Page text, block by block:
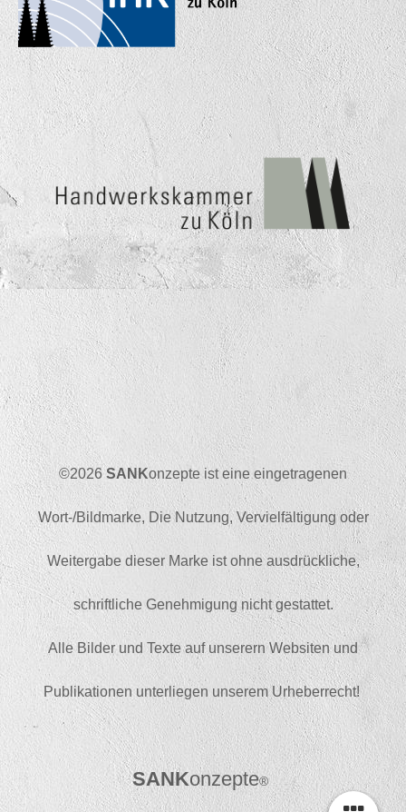
©2026SANKonzepte ist eine eingetragenen
Wort-/Bildmarke, Die Nutzung, Vervielfältigung oder
Weitergabe dieser Marke ist ohne ausdrückliche,
schriftliche Genehmigung nicht gestattet.
Alle Bilder und Texte auf unserern Websiten und
Publikationen unterliegen unserem Urheberrecht!
SANKonzepte®